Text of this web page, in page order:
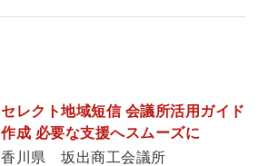
セレクト地域短信 会議所活用ガイド
作成 必要な支援へスムーズに
香川県 坂出商工会議所